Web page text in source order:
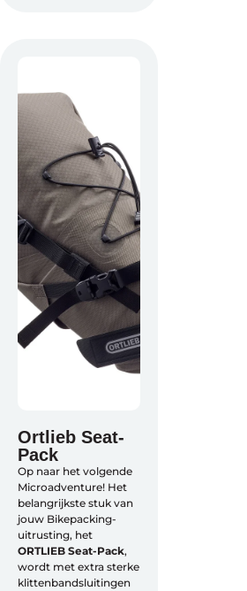
Ortlieb Seat-
Pack
Op naar het volgende
Microadventure! Het
belangrijkste stuk van
jouw Bikepacking-
uitrusting, het
ORTLIEB Seat-Pack,
wordt met extra sterke
klittenbandsluitingen